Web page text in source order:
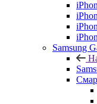
Samsung